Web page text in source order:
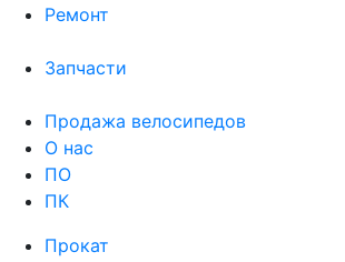
Ремонт
Запчасти
Продажа велосипедов
О нас
ПО
ПК
Прокат